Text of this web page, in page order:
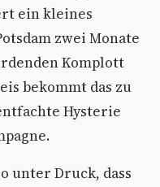
ein kleines
zwei Monate
Komplott
bekommt das zu
Hysterie
unter Druck, dass